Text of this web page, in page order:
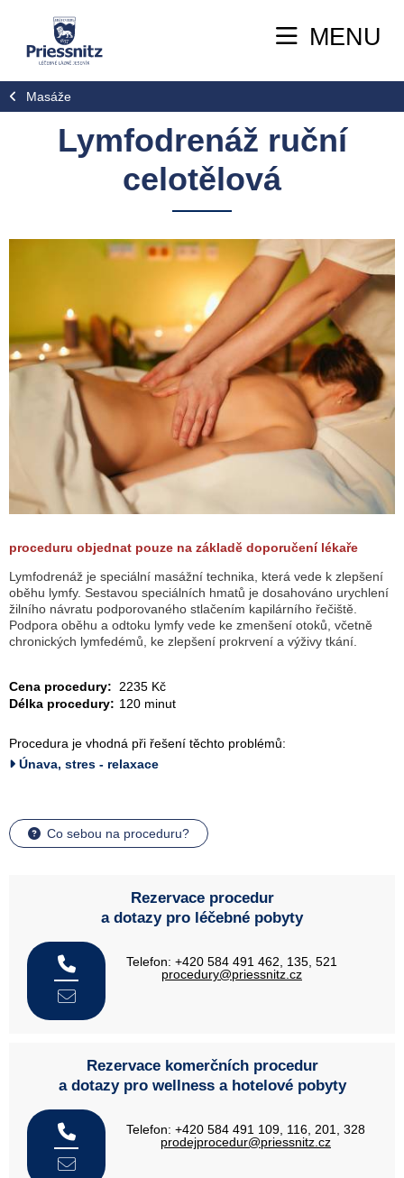
MENU
Masáže
Lymfodrenáž ruční
celotělová
proceduru objednat pouze na základě doporučení lékaře
Lymfodrenáž je speciální masážní technika, která vede k zlepšení
oběhu lymfy. Sestavou speciálních hmatů je dosahováno urychlení
žilního návratu podporovaného stlačením kapilárního řečiště.
Podpora oběhu a odtoku lymfy vede ke zmenšení otoků, včetně
chronických lymfedémů, ke zlepšení prokrvení a výživy tkání.
Cena procedury:
2235 Kč
Délka procedury: 120 minut
Procedura je vhodná při řešení těchto problémů:
Únava, stres - relaxace
Co sebou na proceduru?
Rezervace procedur
a dotazy pro léčebné pobyty
Telefon: +420 584 491 462, 135, 521
procedury@priessnitz.cz
Rezervace komerčních procedur
a dotazy pro wellness a hotelové pobyty
Telefon: +420 584 491 109, 116, 201, 328
prodejprocedur@priessnitz.cz